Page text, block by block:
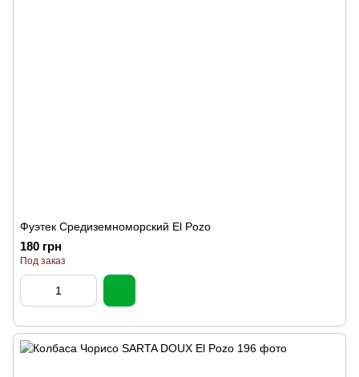
Фуэтек Средиземноморский El Pozo
180 грн
Под заказ